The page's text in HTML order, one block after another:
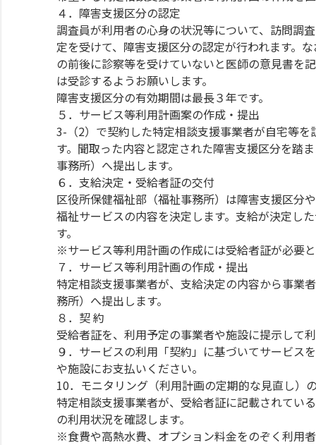
４．障害支援区分の認定
調査員が利用者の心身の状況等について、訪問調
定を受けて、障害支援区分の認定が行われます。
の前後に診察等を受けていないと医師の意見書を
は受診するようお願いします。
障害支援区分の有効期間は最長３年です。
５．サービス等利用計画案の作成・提出
3-（2）で契約した特定相談支援事業者が自宅等
す。聞取った内容と認定された障害支援区分を踏
事務所）へ提出します。
６．支給決定・受給者証の交付
区役所保健福祉部（福祉事務所）は障害支援区分
福祉サービスの内容を決定します。支給が決定し
す。
※サービス等利用計画の作成には受給者証が必要
７．サービス等利用計画の作成・提出
特定相談支援事業者が、支給決定の内容から事業
務所）へ提出します。
８．契 約
受給者証を、利用予定の事業者や施設に提示して
９．サービスの利用「契約」に基づいてサービス
や施設にお支払いください。
10．モニタリング（利用計画の定期的な見直し）
特定相談支援事業者が、受給者証に記載されてい
の利用状況を確認します。
※食費や高熱水費、オプション料金をのぞく利用